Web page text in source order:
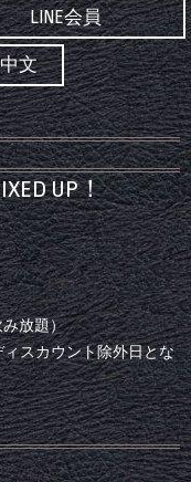
LINE会員
文
UP！
放題）
スカウント除外日とな